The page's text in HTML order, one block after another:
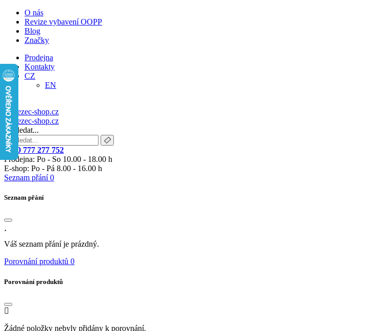
O nás
Revize vybavení OOPP
Blog
Značky
Prodejna
Kontakty
CZ
EN
Vyhledat...
+420 777 277 752
Prodejna: Po - So 10.00 - 18.00 h
E-shop: Po - Pá 8.00 - 16.00 h
Seznam přání 0
Seznam přání
Váš seznam přání je prázdný.
Porovnání produktů 0
Porovnání produktů
Žádné položky nebyly přidány k porovnání.